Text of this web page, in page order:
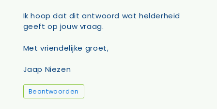
Ik hoop dat dit antwoord wat helderheid
geeft op jouw vraag.
Met vriendelijke groet,
Jaap Niezen
Beantwoorden